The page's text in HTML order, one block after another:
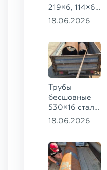
219×6, 114×6,
57×6 ГОСТ
18.06.2026
Трубы
бесшовные
530×16 сталь
13ХФА,
18.06.2026